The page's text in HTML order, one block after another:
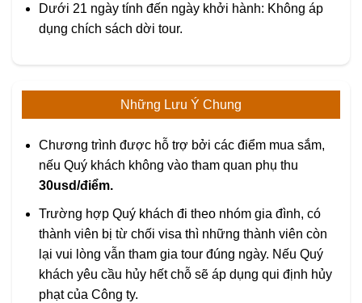
Dưới 21 ngày tính đến ngày khởi hành: Không áp
dụng chích sách dời tour.
Những Lưu Ý Chung
Chương trình được hỗ trợ bởi các điểm mua sắm,
nếu Quý khách không vào tham quan phụ thu
30usd/điểm.
Trường hợp Quý khách đi theo nhóm gia đình, có
thành viên bị từ chối visa thì những thành viên còn
lại vui lòng vẫn tham gia tour đúng ngày. Nếu Quý
khách yêu cầu hủy hết chỗ sẽ áp dụng qui định hủy
phạt của Công ty.